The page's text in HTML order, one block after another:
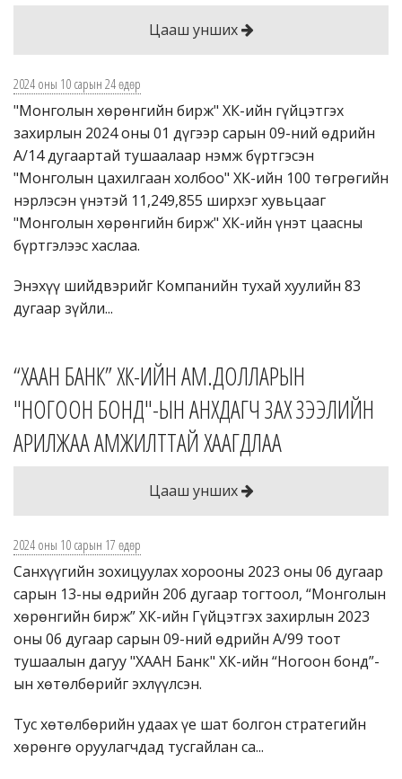
Цааш унших
2024 оны 10 сарын 24 өдөр
"Монголын хөрөнгийн бирж" ХК-ийн гүйцэтгэх
захирлын 2024 оны 01 дүгээр сарын 09-ний өдрийн
А/14 дугаартай тушаалаар нэмж бүртгэсэн
"Монголын цахилгаан холбоо" ХК-ийн 100 төгрөгийн
нэрлэсэн үнэтэй 11,249,855 ширхэг хувьцааг
"Монголын хөрөнгийн бирж" ХК-ийн үнэт цаасны
бүртгэлээс хаслаа.
Энэхүү шийдвэрийг Компанийн тухай хуулийн 83
дугаар зүйли...
“ХААН БАНК” ХК-ИЙН АМ.ДОЛЛАРЫН
"НОГООН БОНД"-ЫН АНХДАГЧ ЗАХ ЗЭЭЛИЙН
АРИЛЖАА АМЖИЛТТАЙ ХААГДЛАА
Цааш унших
2024 оны 10 сарын 17 өдөр
Санхүүгийн зохицуулах хорооны 2023 оны 06 дугаар
сарын 13-ны өдрийн 206 дугаар тогтоол, “Монголын
хөрөнгийн бирж” ХК-ийн Гүйцэтгэх захирлын 2023
оны 06 дугаар сарын 09-ний өдрийн А/99 тоот
тушаалын дагуу "ХААН Банк" ХК-ийн “Ногоон бонд”-
ын хөтөлбөрийг эхлүүлсэн.
Тус хөтөлбөрийн удаах үе шат болгон стратегийн
хөрөнгө оруулагчдад тусгайлан са...